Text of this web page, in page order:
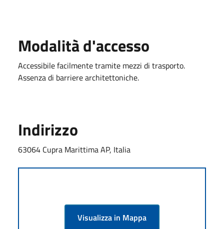
Modalità d'accesso
Accessibile facilmente tramite mezzi di trasporto.
Assenza di barriere architettoniche.
Indirizzo
63064 Cupra Marittima AP, Italia
Visualizza in Mappa